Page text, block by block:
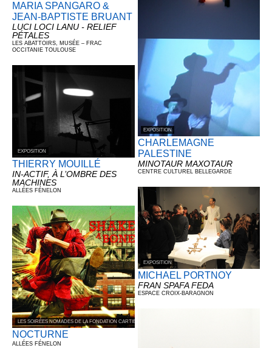
MARIA SPANGARO &
JEAN-BAPTISTE BRUANT
LUCI LOCI LANU - RELIEF
PÉTALES
LES ABATTOIRS, MUSÉE – FRAC
OCCITANIE TOULOUSE
EXPOSITION
THIERRY MOUILLÉ
IN-ACTIF, À L’OMBRE DES
MACHINES
ALLÉES FÉNELON
LES SOIRÉES NOMADES DE LA FONDATION CARTIER POUR L’ART CONTEMPORAIN
NOCTURNE
ALLÉES FÉNELON
EXPOSITION
CHARLEMAGNE
PALESTINE
MINOTAUR MAXOTAUR
CENTRE CULTUREL BELLEGARDE
EXPOSITION
MICHAEL PORTNOY
FRAN SPAFA FEDA
ESPACE CROIX-BARAGNON